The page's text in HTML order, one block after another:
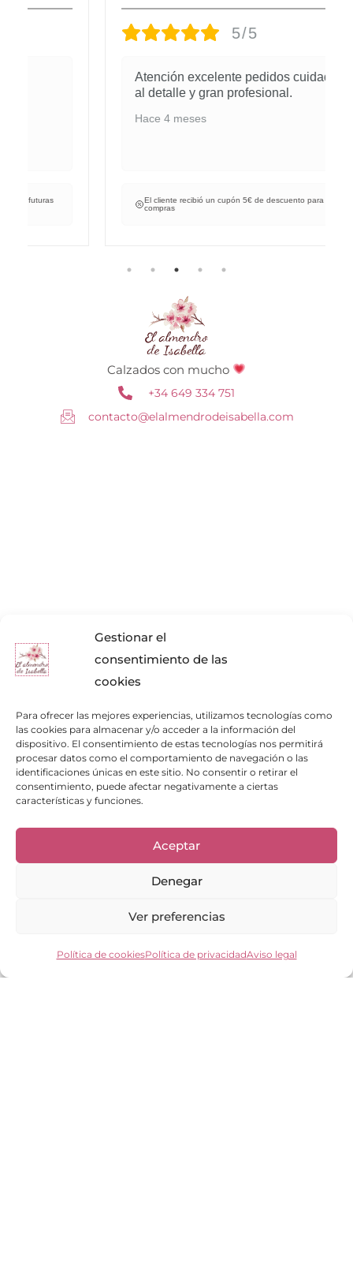
Gestionar el
consentimiento de las
cookies
Para ofrecer las mejores experiencias, utilizamos tecnologías como
las cookies para almacenar y/o acceder a la información del
dispositivo. El consentimiento de estas tecnologías nos permitirá
procesar datos como el comportamiento de navegación o las
identificaciones únicas en este sitio. No consentir o retirar el
consentimiento, puede afectar negativamente a ciertas
características y funciones.
Aceptar
Denegar
Ver preferencias
Política de cookiesPolítica de privacidadAviso legal
5/5
Atención excelente pedidos cuidados
al detalle y gran profesional.
Hace 4 meses
El cliente recibió un cupón 5€ de descuento para futuras
Calzados con mucho
+34 649 334 751
contacto@elalmendrodeisabella.com
Cuidados del calzado
Cuidados del bolso
Contacto
Los clientes opinan
Preguntas frecuentes